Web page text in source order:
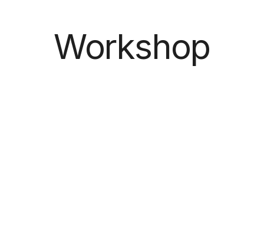
Workshop